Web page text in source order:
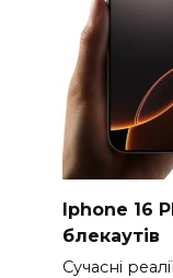
Iphone 16
блекаутів
Сучасні